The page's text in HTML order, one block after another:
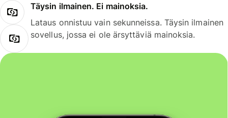
Täysin ilmainen. Ei mainoksia.
Lataus onnistuu vain sekunneissa. Täysin ilmainen
sovellus, jossa ei ole ärsyttäviä mainoksia.